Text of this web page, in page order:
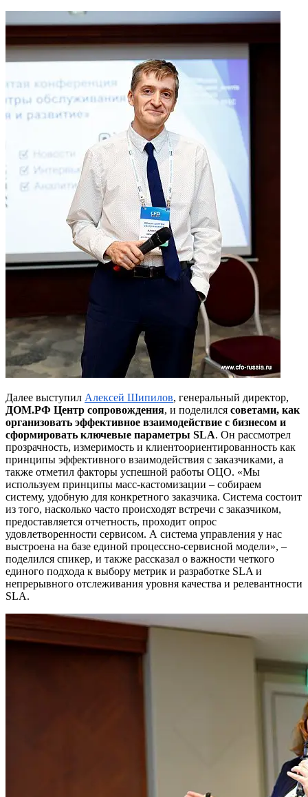
Далее выступил Алексей Шипилов, генеральный директор,
ДОМ.РФ Центр сопровождения, и поделился советами, как
организовать эффективное взаимодействие с бизнесом и
сформировать ключевые параметры SLA. Он рассмотрел
прозрачность, измеримость и клиентоориентированность как
принципы эффективного взаимодействия с заказчиками, а
также отметил факторы успешной работы ОЦО. «Мы
используем принципы масс-кастомизации – собираем
систему, удобную для конкретного заказчика. Система состоит
из того, насколько часто происходят встречи с заказчиком,
предоставляется отчетность, проходит опрос
удовлетворенности сервисом. А система управления у нас
выстроена на базе единой процессно-сервисной модели», –
поделился спикер, и также рассказал о важности четкого
единого подхода к выбору метрик и разработке SLA и
непрерывного отслеживания уровня качества и релевантности
SLA.